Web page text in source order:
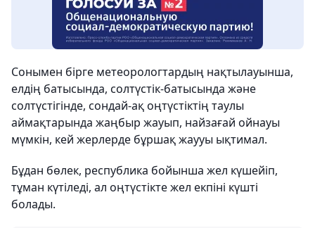
Сонымен бірге метеорологтардың нақтылауынша,
елдің батысында, солтүстік-батысында және
солтүстігінде, сондай-ақ оңтүстіктің таулы
аймақтарында жаңбыр жауып, найзағай ойнауы
мүмкін, кей жерлерде бұршақ жаууы ықтимал.
Бұдан бөлек, республика бойынша жел күшейіп,
тұман күтіледі, ал оңтүстікте жел екпіні күшті
болады.